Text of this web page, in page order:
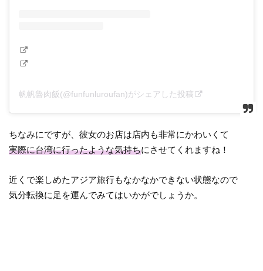
帆帆魯肉飯(@funfunluroufan)がシェアした投稿
ちなみにですが、彼女のお店は店内も非常にかわいくて
実際に台湾に行ったような気持ちにさせてくれますね！
近くで楽しめたアジア旅行もなかなかできない状態なので
気分転換に足を運んでみてはいかがでしょうか。